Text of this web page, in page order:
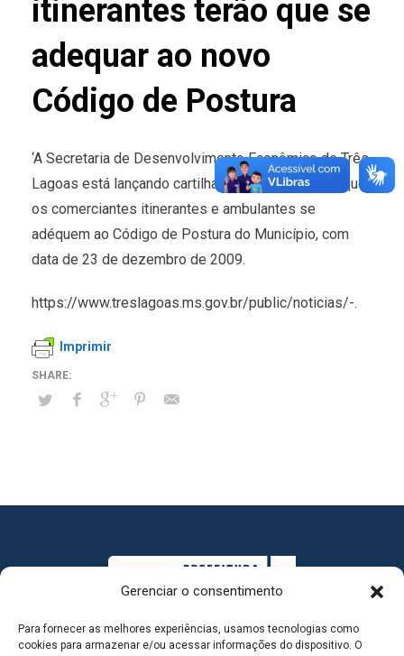
Gerenciar o consentimento
Para fornecer as melhores experiências, usamos tecnologias como
cookies para armazenar e/ou acessar informações do dispositivo. O
itinerantes terão que se
adequar ao novo
Código de Postura
‘A Secretaria de Desenvolvimento Econômico de Três
Lagoas está lançando cartilhas informativas para que
os comerciantes itinerantes e ambulantes se
adéquem ao Código de Postura do Município, com
data de 23 de dezembro de 2009.
https://www.treslagoas.ms.gov.br/public/noticias/-.
Imprimir